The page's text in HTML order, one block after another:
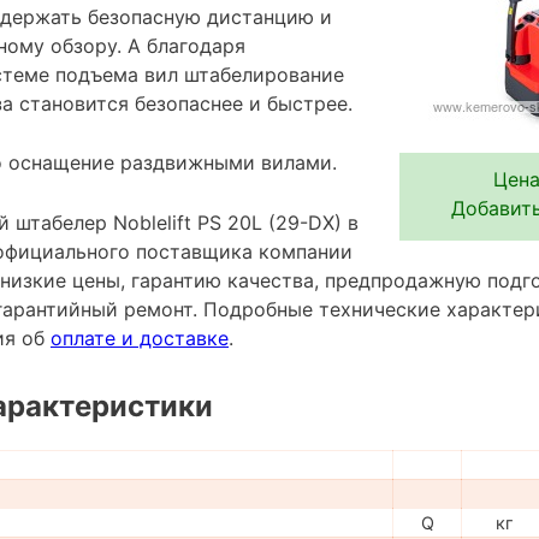
безопасную дистанцию и
обзору. А благодаря
подъема вил штабелирование
становится безопаснее и быстрее.
оснащение раздвижными вилами.
штабелер Noblelift PS 20L (29-DX) в
поставщика компании
цены, гарантию качества, предпродажную
ремонт. Подробные технические
об оплате и доставке.
Q кг